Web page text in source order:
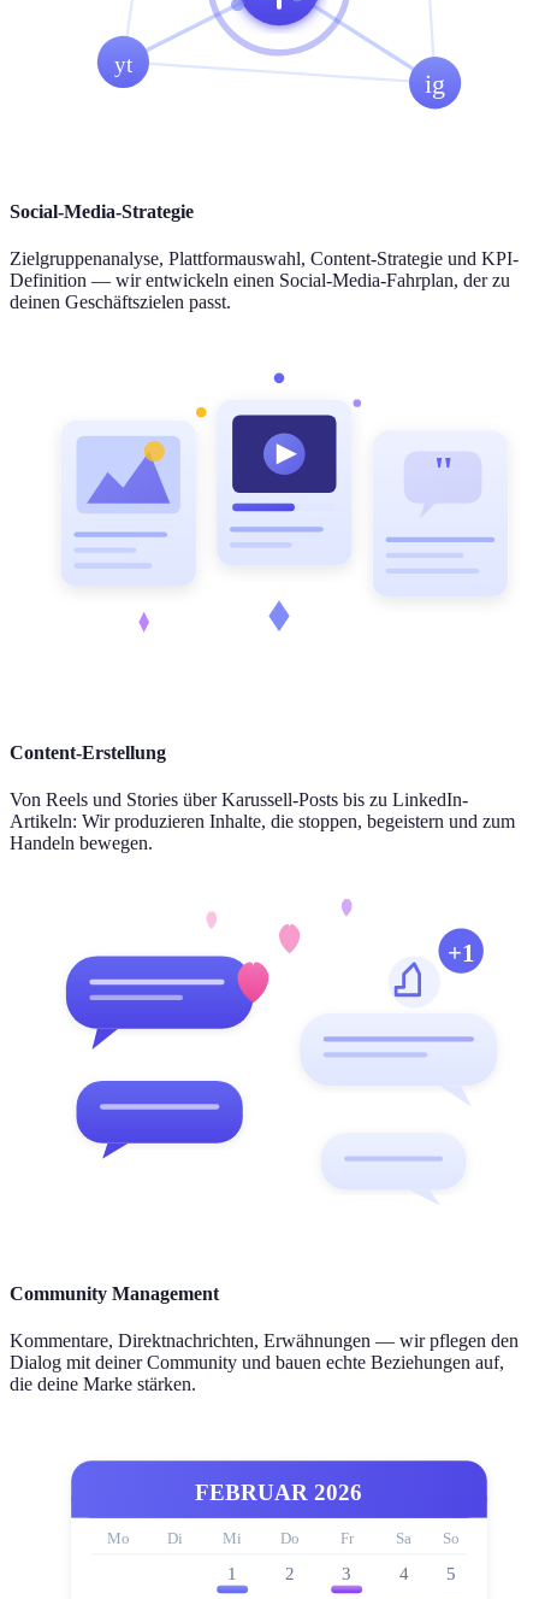
yt
ig
Social-Media-Strategie
Zielgruppenanalyse, Plattformauswahl, Content-Strategie und KPI-
Definition — wir entwickeln einen Social-Media-Fahrplan, der zu
deinen Geschäftszielen passt.
"
Content-Erstellung
Von Reels und Stories über Karussell-Posts bis zu LinkedIn-
Artikeln: Wir produzieren Inhalte, die stoppen, begeistern und zum
Handeln bewegen.
+1
Community Management
Kommentare, Direktnachrichten, Erwähnungen — wir pflegen den
Dialog mit deiner Community und bauen echte Beziehungen auf,
die deine Marke stärken.
FEBRUAR 2026
Mo Di Mi Do Fr Sa So
1 2 3 4
5